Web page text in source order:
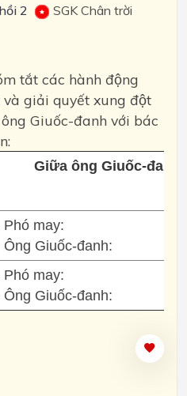
2
SGK Chân trời
tắt các hành động
giải quyết xung đột
Giuốc-đanh với bác
Giữa ông Giuốc-đanh
Phó may:
Ông Giuốc-đanh:
Phó may:
Ông Giuốc-đanh: